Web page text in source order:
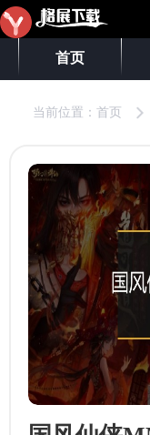
首页
当前位置： 首页